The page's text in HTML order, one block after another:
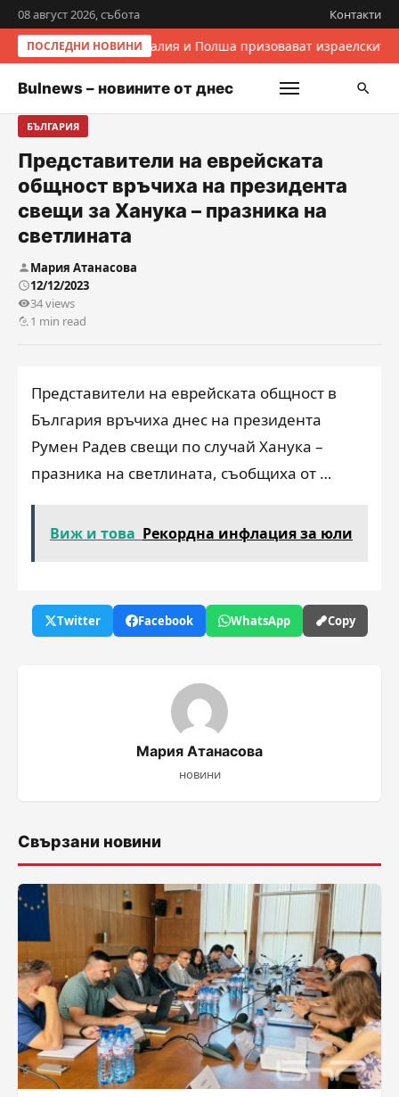
08 август 2026, събота Контакти
ПОСЛЕДНИ НОВИНИИталия и Полша призовават
Bulnews – новините от днес
БЪЛГАРИЯ
Представители на еврейската
общност връчиха на президента
свещи за Ханука – празника на
светлината
Мария Атанасова
12/12/2023
34 views
1 min read
Представители на еврейската общност в
България връчиха днес на президента
Румен Радев свещи по случай Ханука –
празника на светлината, съобщиха от …
Виж и това Рекордна инфлация за юли
Twitter Facebook WhatsApp Copy
Мария Атанасова
новини
Свързани новини